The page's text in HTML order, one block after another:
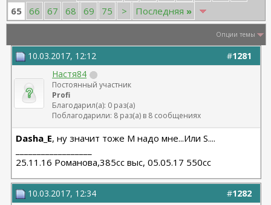
65 66 67 68 69 75 > Последняя »
Опции темы
#1281
10.03.2017, 12:12
Настя84
Постоянный участник
Profi
Благодарил(а): 0 раз(а)
Поблагодарили: 8 раз(а) в 8 сообщениях
Dasha_E, ну значит тоже М надо мне...Или S....
25.11.16 Романова,385сс выс, 05.05.17 550сс
#1282
10.03.2017, 12:34